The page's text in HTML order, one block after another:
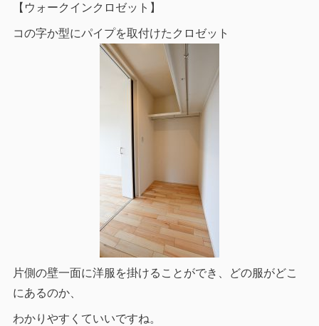
【ウォークインクロゼット】
コの字か型にパイプを取付けたクロゼット
片側の壁一面に洋服を掛けることができ、どの服がどこ
にあるのか、
わかりやすくていいですね。